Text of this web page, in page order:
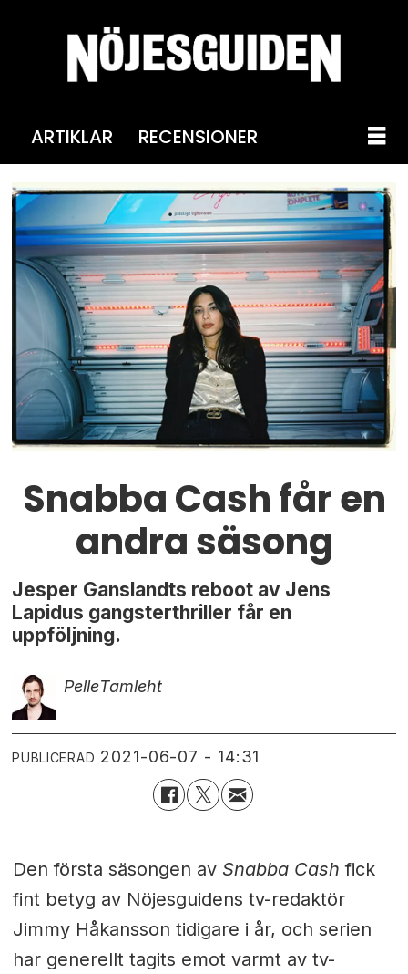
ARTIKLAR RECENSIONER
Snabba Cash får en
andra säsong
Jesper Ganslandts reboot av Jens
Lapidus gangsterthriller får en
uppföljning.
PelleTamleht
PUBLICERAD 2021-06-07 - 14:31
Den första säsongen av Snabba Cash fick
fint betyg av Nöjesguidens tv-redaktör
Jimmy Håkansson tidigare i år, och serien
har generellt tagits emot varmt av tv-